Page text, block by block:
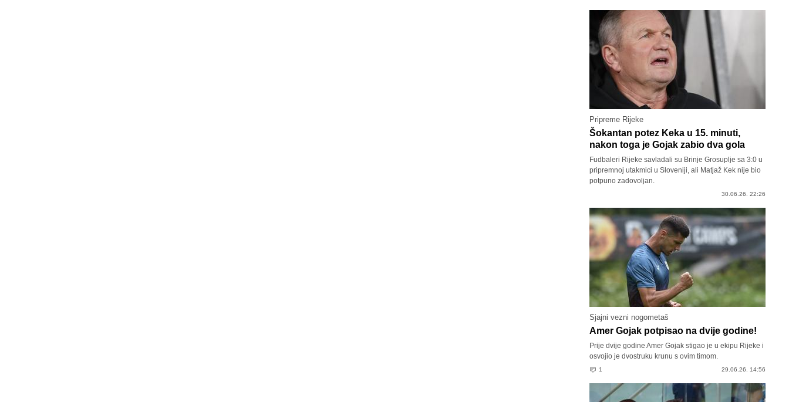
Pripreme Rijeke
Šokantan potez Keka u 15. minuti,
nakon toga je Gojak zabio dva gola
Fudbaleri Rijeke savladali su Brinje Grosuplje sa 3:0 u
pripremnoj utakmici u Sloveniji, ali Matjaž Kek nije bio
potpuno zadovoljan.
30.06.26. 22:26
Sjajni vezni nogometaš
Amer Gojak potpisao na dvije godine!
Prije dvije godine Amer Gojak stigao je u ekipu Rijeke i
osvojio je dvostruku krunu s ovim timom.
1 29.06.26. 14:56